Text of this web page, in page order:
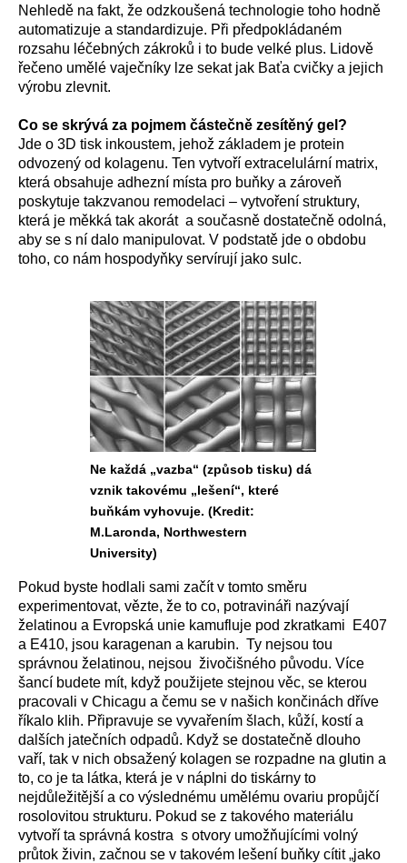
Nehledě na fakt, že odzkoušená technologie toho hodně
automatizuje a standardizuje. Při předpokládaném
rozsahu léčebných zákroků i to bude velké plus. Lidově
řečeno umělé vaječníky lze sekat jak Baťa cvičky a jejich
výrobu zlevnit.
Co se skrývá za pojmem částečně zesítěný gel?
Jde o 3D tisk inkoustem, jehož základem je protein
odvozený od kolagenu. Ten vytvoří extracelulární matrix,
která obsahuje adhezní místa pro buňky a zároveň
poskytuje takzvanou remodelaci – vytvoření struktury,
která je měkká tak akorát a současně dostatečně odolná,
aby se s ní dalo manipulovat. V podstatě jde o obdobu
toho, co nám hospodyňky servírují jako sulc.
Ne každá „vazba“ (způsob tisku) dá
vznik takovému „lešení“, které
buňkám vyhovuje. (Kredit:
M.Laronda, Northwestern
University)
Pokud byste hodlali sami začít v tomto směru
experimentovat, vězte, že to co, potravináři nazývají
želatinou a Evropská unie kamufluje pod zkratkami E407
a E410, jsou karagenan a karubin. Ty nejsou tou
správnou želatinou, nejsou živočišného původu. Více
šancí budete mít, když použijete stejnou věc, se kterou
pracovali v Chicagu a čemu se v našich končinách dříve
říkalo klih. Připravuje se vyvařením šlach, kůží, kostí a
dalších jatečních odpadů. Když se dostatečně dlouho
vaří, tak v nich obsažený kolagen se rozpadne na glutin a
to, co je ta látka, která je v náplni do tiskárny to
nejdůležitější a co výslednému umělému ovariu propůjčí
rosolovitou strukturu. Pokud se z takového materiálu
vytvoří ta správná kostra s otvory umožňujícími volný
průtok živin, začnou se v takovém lešení buňky cítit „jako